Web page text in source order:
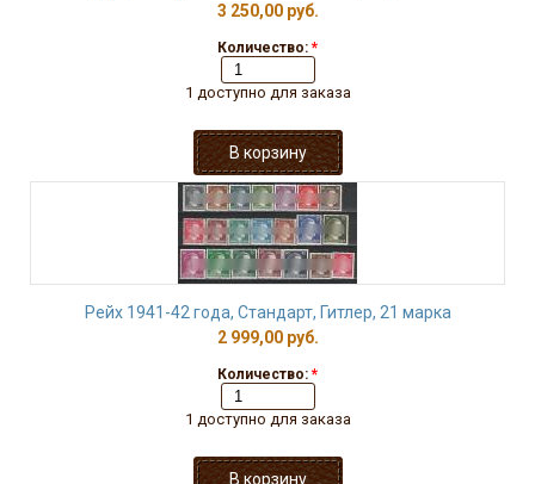
3 250,00 руб.
Количество: *
1 доступно для заказа
Рейх 1941-42 года, Стандарт, Гитлер, 21 марка
2 999,00 руб.
Количество: *
1 доступно для заказа